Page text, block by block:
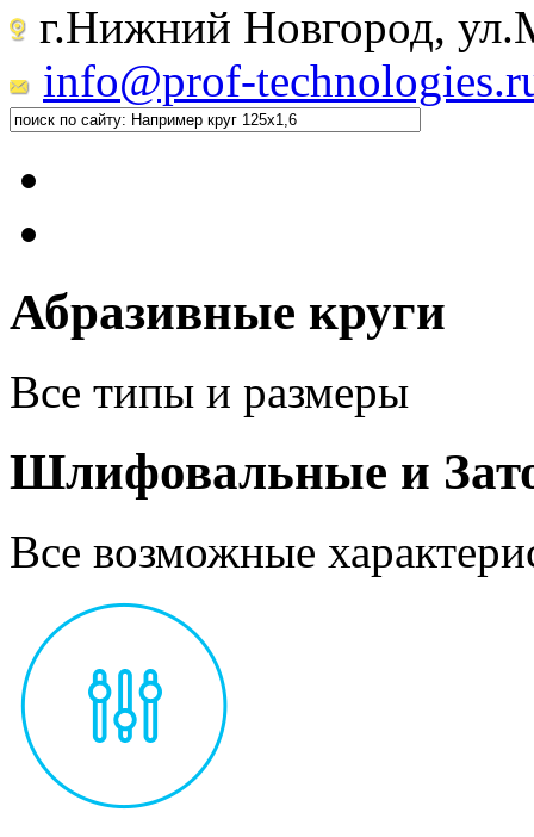
г.Нижний Новгород,
info@prof-
Абразивные круги
Все типы и размеры
Шлифовальные и
Все возможные